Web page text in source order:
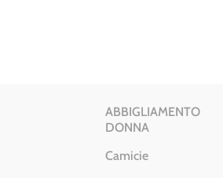
ABBIGLIAMENTO
DONNA
Camicie